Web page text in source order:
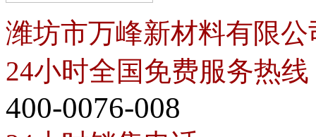
潍坊市万峰新材料有限公
24小时全国免费服务热线
400-0076-008